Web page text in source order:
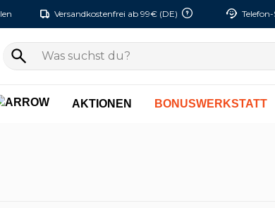
Versandkostenfrei ab 99€ (DE)
AKTIONEN BONUSWERKSTATT